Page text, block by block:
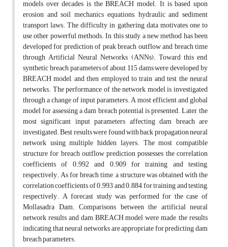
models over decades is the BREACH model. It is based upon
erosion and soil mechanics equations, hydraulic and sediment
transport laws. The difficulty in gathering data motivates one to
use other powerful methods. In this study a new method has been
developed for prediction of peak breach outflow and breach time
through Artificial Neural Networks (ANNs). Toward this end,
synthetic breach parameters of about 115 dams were developed by
BREACH model, and then employed to train and test the neural
networks. The performance of the network model is investigated
through a change of input parameters. A most efficient and global
model for assessing a dam breach potential is presented. Later, the
most significant input parameters affecting dam breach are
investigated. Best results were found with back propagation neural
network using multiple hidden layers. The most compatible
structure for breach outflow prediction possesses the correlation
coefficients of 0.992 and 0.909 for training and testing,
respectively. As for breach time, a structure was obtained with the
correlation coefficients of 0.993 and 0.884 for training and testing,
respectively. A forecast study was performed for the case of
Mollasadra Dam. Comparisons between the artificial neural
network results and dam BREACH model were made, the results
indicating that neural networks are appropriate for predicting dam
breach parameters.